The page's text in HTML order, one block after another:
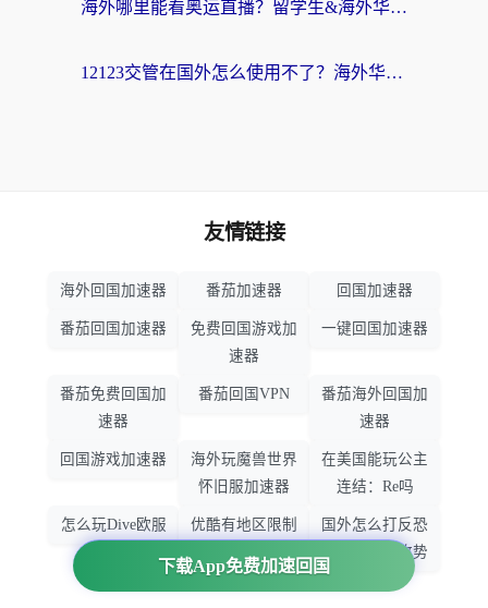
海外哪里能看奥运直播？留学生&海外华人必看的体育赛事观赛终极指南
12123交管在国外怎么使用不了？海外华人必看的无缝访问国内资源指南
下载App免费加速回国
友情链接
海外回国加速器 番茄加速器 回国加速器
番茄回国加速器
免费回国游戏加
速器
一键回国加速器
番茄免费回国加
速器
番茄回国VPN
番茄海外回国加
速器
回国游戏加速器
海外玩魔兽世界
怀旧服加速器
在美国能玩公主
连结：Re吗
怎么玩Dive欧服
优酷有地区限制
吗
国外怎么打反恐
精英：全球攻势